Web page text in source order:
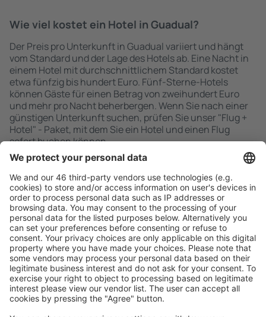
Wie viel kostet ein Hotel in Guadual?
Der Preis pro Unterkunft in Guadual variiert und hängt
vom Standard und der Lage des Hotels ab. Eine Nacht in
einem Hotel mit durchschnittlichem Standard kostet
etwa fünfzig bis hundert Euro. Fünf-Sterne-Hotels
können Gäste für einen Betrag von zweihundert Euro
und mehr pro Nacht beherbergen. Wenn Sie nach einer
günstigen Unterkunft suchen, prüfen Sie unser "Flug +
Hotel" - Paket, mit dem Sie ein Hotel und einen Flug
sofort buchen können.
Schnell und einfach suchen
Angebot an Ihre Bedürfnisse angepasst.
Sicher planen
Buchen ohne Sorgen mit einer kostenlosen
Stornierungsoption.
Mehr sparen